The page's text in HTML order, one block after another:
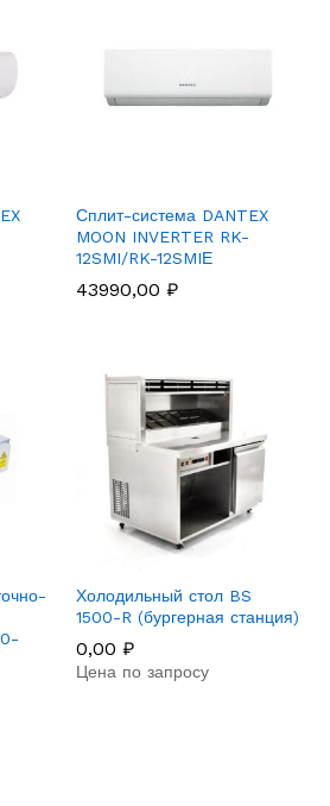
Сплит-система DANTEX
MOON INVERTER RK-
12SMI/RK-12SMIЕ
43990,00 ₽
Холодильный стол BS
1500-R (бургерная станция)
0,00 ₽
Цена по запросу